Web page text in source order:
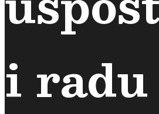
i radu